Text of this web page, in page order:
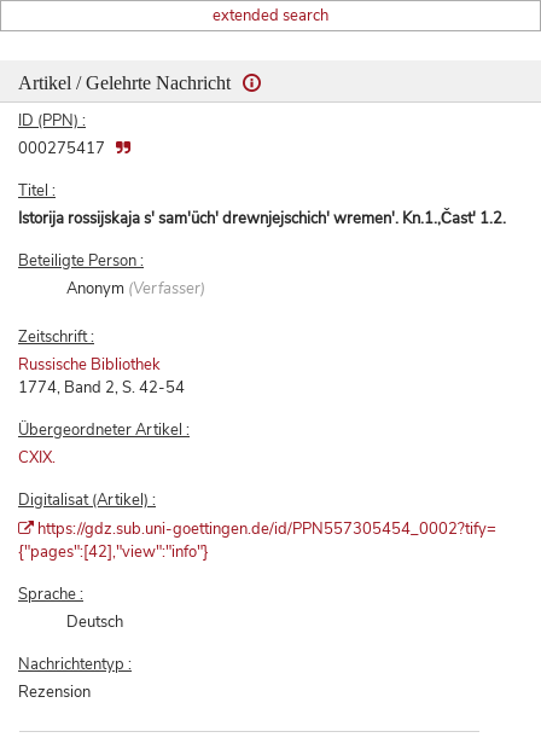
extended search
Artikel / Gelehrte Nachricht
ID (PPN) :
000275417
Titel :
Istorija rossijskaja s' sam'üch' drewnjejschich' wremen'. Kn.1.,Čast' 1.2.
Beteiligte Person :
Anonym (Verfasser)
Zeitschrift :
Russische Bibliothek
1774, Band 2, S. 42-54
Übergeordneter Artikel :
CXIX.
Digitalisat (Artikel) :
https://gdz.sub.uni-goettingen.de/id/PPN557305454_0002?tify=
{"pages":[42],"view":"info"}
Sprache :
Deutsch
Nachrichtentyp :
Rezension